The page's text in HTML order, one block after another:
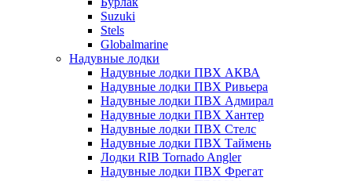
Suzuki
Stels
Globalmarine
Надувные лодки
Надувные лодки ПВХ АКВА
Надувные лодки ПВХ Ривьера
Надувные лодки ПВХ Адмирал
Надувные лодки ПВХ Хантер
Надувные лодки ПВХ Стелс
Надувные лодки ПВХ Таймень
Лодки RIB Tornado Angler
Надувные лодки ПВХ Фрегат